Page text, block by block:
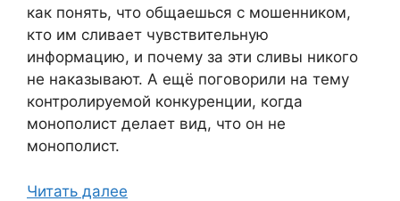
как понять, что общаешься с мошенником,
кто им сливает чувствительную
информацию, и почему за эти сливы никого
не наказывают. А ещё поговорили на тему
контролируемой конкуренции, когда
монополист делает вид, что он не
монополист.
Читать далее